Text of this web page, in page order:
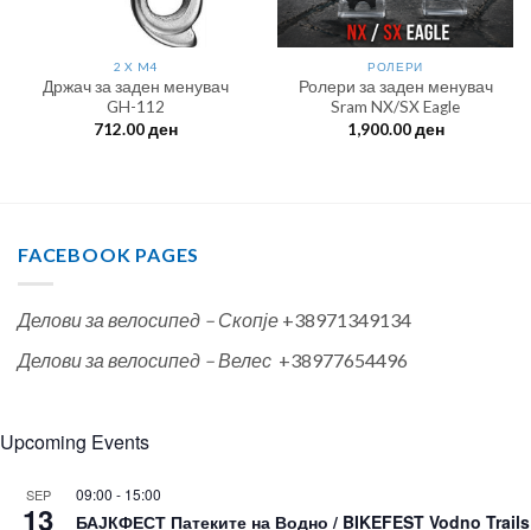
2 X M4
Држач за заден менувач
GH-112
712.00ден
РОЛЕРИ
Ролери за заден менувач
Sram NX/SX Eagle
1,900.00ден
FACEBOOK PAGES
Делови за велосипед – Скопје +38971349134
Делови за велосипед – Велес +38977654496
Upcoming Events
SEP
13
09:00 - 15:00
БАЈКФЕСТ Патеките на Водно / BIKEFEST Vodno Trails